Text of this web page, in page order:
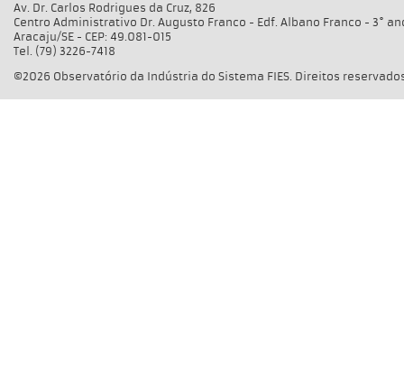
Av. Dr. Carlos Rodrigues da Cruz, 826
Centro Administrativo Dr. Augusto Franco - Edf. Albano Franco - 3°
Aracaju/SE - CEP: 49.081-015
Tel. (79) 3226-7418
©2026 Observatório da Indústria do Sistema FIES. Direitos